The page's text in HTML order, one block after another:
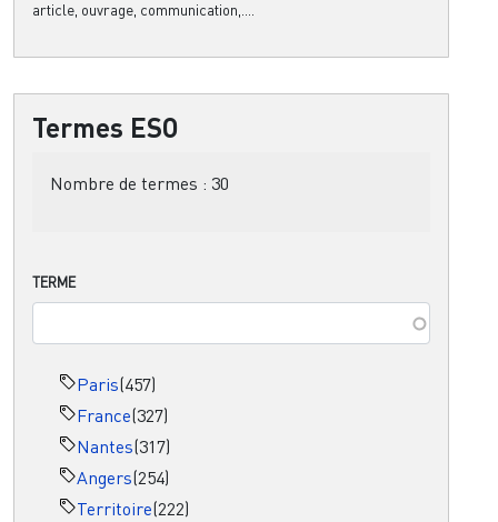
article, ouvrage, communication,....
Termes ESO
Nombre de termes : 30
TERME
Paris(457)
France(327)
Nantes(317)
Angers(254)
Territoire(222)